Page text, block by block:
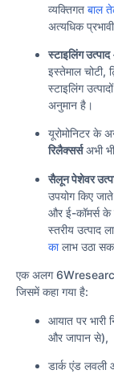
व्यक्तिगत बाल
अत्यधिक
स्टाइलिंग उत्पाद
इस्तेमाल चोटी,
स्टाइलिंग
अनुमान है।
यूरोमोनिटर के
रिलैक्सर्सअभी
सैलून पेशेवर
उपयोग किए
और ई-कॉमर्स के
स्तरीय उत्पाद
कालाभ उठा
एक अलग 6Wresearch
जिसमें कहा गया है:
आयात पर भारी
और जापान से),
डार्क एंड